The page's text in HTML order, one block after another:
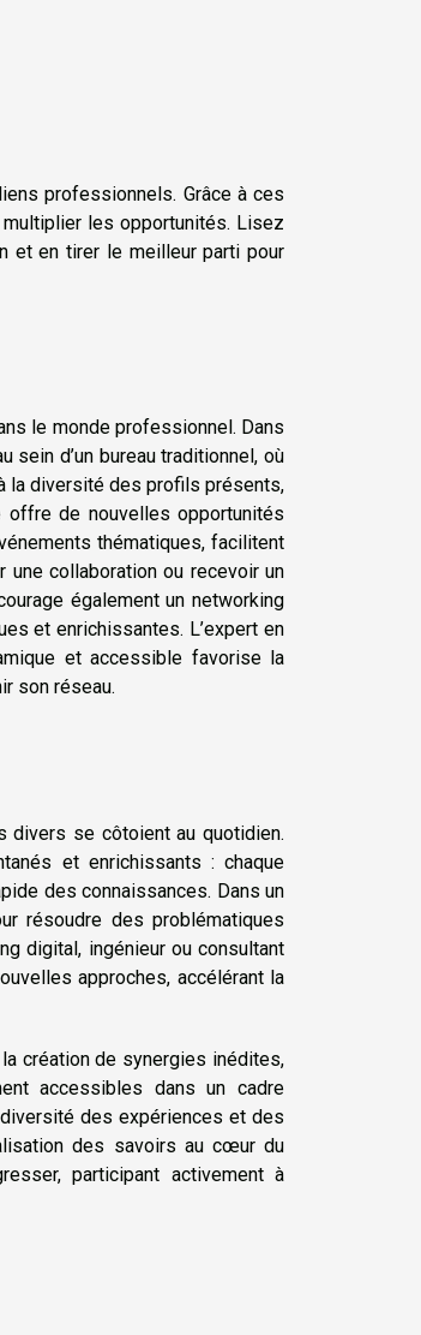
professionnels. Grâce à ces
les opportunités. Lisez
et en tirer le meilleur parti pour
le monde professionnel. Dans
sein d’un bureau traditionnel, où
la diversité des profils présents,
offre de nouvelles opportunités
thématiques, facilitent
une collaboration ou recevoir un
également un networking
et enrichissantes. L’expert en
et accessible favorise la
son réseau.
divers se côtoient au quotidien.
et enrichissants : chaque
des connaissances. Dans un
résoudre des problématiques
digital, ingénieur ou consultant
approches, accélérant la
création de synergies inédites,
accessibles dans un cadre
diversité des expériences et des
des savoirs au cœur du
participant activement à